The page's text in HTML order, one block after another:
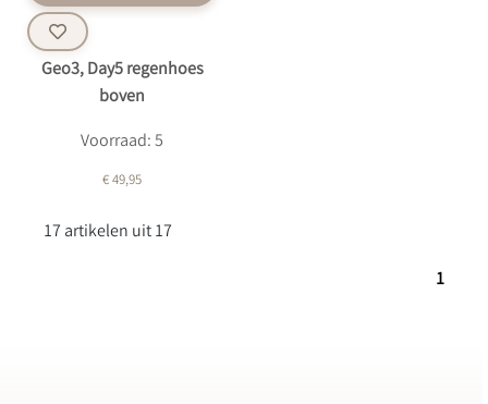
Geo3, Day5 regenhoes
boven
Voorraad: 5
€ 49,95
17 artikelen uit 17
1